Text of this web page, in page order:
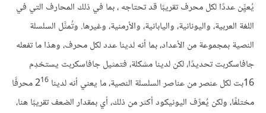
يُعيِِّن عددًا لكل محرف تقريبًا قد تحتاجه ، بما في ذلك المحارف التي في
اللغة العربية، واليونانية، واليابانية، والأرمنية، وغيرها. وتُمثَّل السلسلة
النصية بمجموعة من الأعداد، بما أنه لدينا عدد لكل محرف، وهذا ما تفعله
جافاسكربت تحديدًا، لكن لدينا مشكلة، فتمثيل جافاسكربت يستخدِم
16بت لكل عنصر من عناصر السلسلة النصية، ما يعني أنه لدينا 2
16
محرفًا
مختلفًا، ولكن يُعرِّف اليونيكود أكثر من ذلك، أي بمقدار الضعف تقريبًا هنا،